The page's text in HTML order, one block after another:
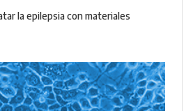
la epilepsia con materiales